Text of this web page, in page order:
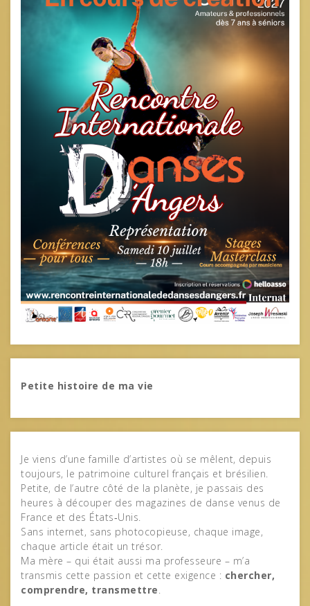
Petite histoire de ma vie
Je viens d’une famille d’artistes où se mêlent, depuis
toujours, le patrimoine culturel français et brésilien.
Petite, de l’autre côté de la planète, je passais des
heures à découper des magazines de danse venus de
France et des États‑Unis.
Sans internet, sans photocopieuse, chaque image,
chaque article était un trésor.
Ma mère – qui était aussi ma professeure – m’a
transmis cette passion et cette exigence : chercher,
comprendre, transmettre.